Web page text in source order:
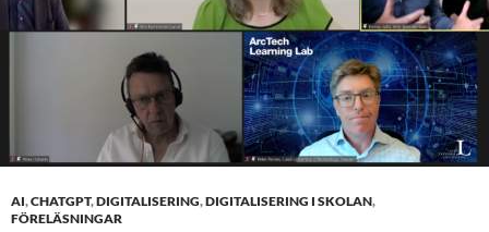
AI,CHATGPT,DIGITALISERING,DIGITALISERING I SKOLAN,
FÖRELÄSNINGAR